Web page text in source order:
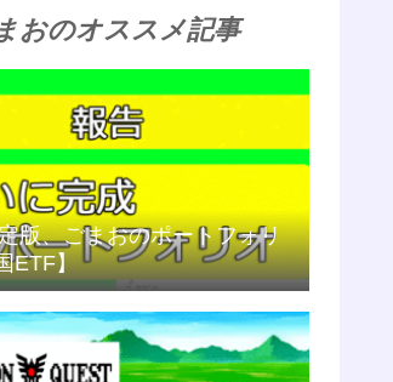
おのオススメ記事
版、ごまおのポートフォリ
ETF】